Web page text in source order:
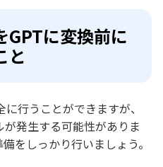
に変換前に
と
行うことができますが、
発生する可能性がありま
をしっかり行いましょう。